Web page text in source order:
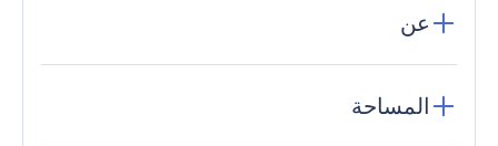
عن
المساحة